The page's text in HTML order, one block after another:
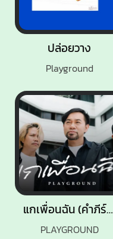
แกเพื่อนฉัน (คำภีร์ชีวิต)
PLAYGROUND
ปล่อยวาง
Playground